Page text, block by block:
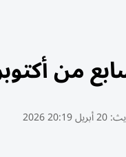
من
20 أبريل 20:19 2026